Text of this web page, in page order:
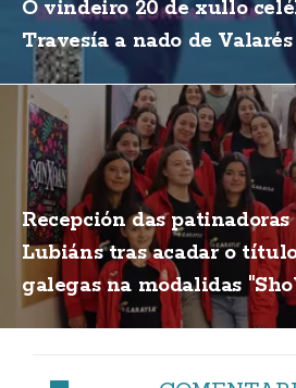
O vindeiro 20 de xullo
Travesía a nado de Valarés
Recepción das patinadoras
Lubiáns tras acadar o
galegas na modalidas